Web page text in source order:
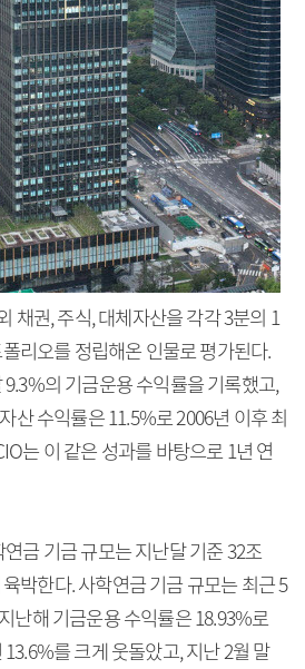
채권, 주식, 대체자산을 각각 3분의 1
리오를 정립해온 인물로 평가된다.
의 기금운용 수익률을 기록했고,
산 수익률은 11.5%로 2006년 이후 최
는 이 같은 성과를 바탕으로 1년 연
금 기금 규모는 지난달 기준 32조
박한다. 사학연금 기금 규모는 최근 5
난해 기금운용 수익률은 18.93%로
를 크게 웃돌았고, 지난 2월 말